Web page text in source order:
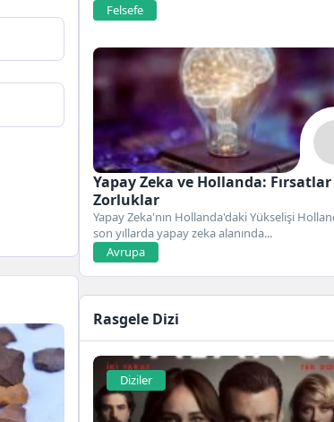
Felsefe
Yapay Zeka ve Hollanda:
Zorluklar
Yapay Zeka'nın Hollanda'daki Yükselişi
son yıllarda yapay zeka alanında...
Avrupa
Rasgele Dizi
Diziler